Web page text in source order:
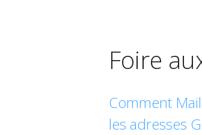
Foire
Comment
les adresses